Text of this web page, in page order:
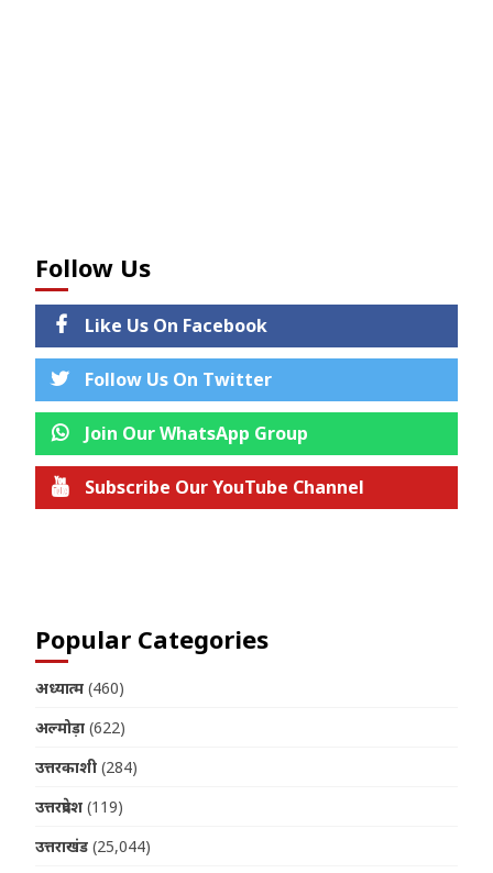
Follow Us
Like Us On Facebook
Follow Us On Twitter
Join Our WhatsApp Group
Subscribe Our YouTube Channel
Popular Categories
अध्यात्म (460)
अल्मोड़ा (622)
उत्तरकाशी (284)
उत्तरप्रदेश (119)
उत्तराखंड (25,044)